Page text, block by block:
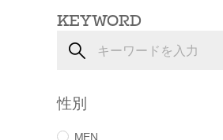
KEYWORD
性別
MEN